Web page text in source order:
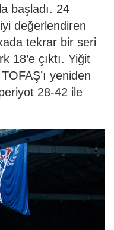
başladı. 24
değerlendiren
tekrar bir seri
18’e çıktı. Yiğit
yeniden
28-42 ile